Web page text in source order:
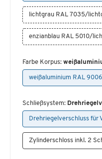
lichtgrau RAL 7035/
enzianblau RAL 5010/
Farbe Korpus:
weißaluminium RAL 9006
Schließsystem:
Drehriegelverschluss für
Zylinderschloss inkl. 2